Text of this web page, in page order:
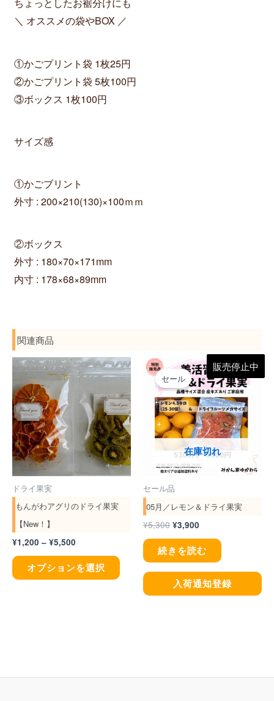
ちょっとしたお裾分けにも
＼ オススメの袋やBOX ／
①かごプリント袋 1枚25円
②かごプリント袋 5枚100円
③ボックス 1枚100円
サイズ感
①かごブリント
外寸 : 200×210(130)×100ｍｍ
②ボックス
外寸 : 180×70×171mm
内寸 : 178×68×89mm
関連商品
ドライ果実
もんがわアグリのドライ果実
【New！】
¥1,200 – ¥5,500
価
格
¥1,200
–
¥5,500
オプションを選択
こ
商
品
に
は
複
エ
ー
販売停止中
在庫切れ
セール
セール品
05月／レモン＆ドライ果実
¥5,300
元
の
価
格
は
¥5,300
で
し
た。
¥3,900
現
在
の
価
格
は
¥3,900
で
す。
続きを読む
入荷通知登録